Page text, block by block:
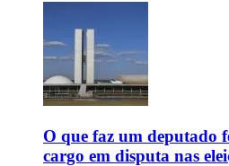
O que faz um deputado
cargo em disputa nas